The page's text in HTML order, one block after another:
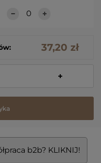
37,20 zł
+
b2b? KLIKNIJ!